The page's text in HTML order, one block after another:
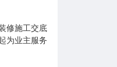
修施工交底
为业主服务